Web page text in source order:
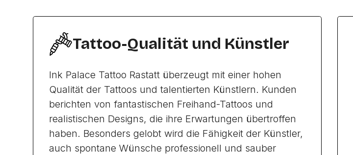
Tattoo-Qualität und Künstler
Ink Palace Tattoo Rastatt überzeugt mit einer hohen
Qualität der Tattoos und talentierten Künstlern. Kunden
berichten von fantastischen Freihand-Tattoos und
realistischen Designs, die ihre Erwartungen übertroffen
haben. Besonders gelobt wird die Fähigkeit der Künstler,
auch spontane Wünsche professionell und sauber